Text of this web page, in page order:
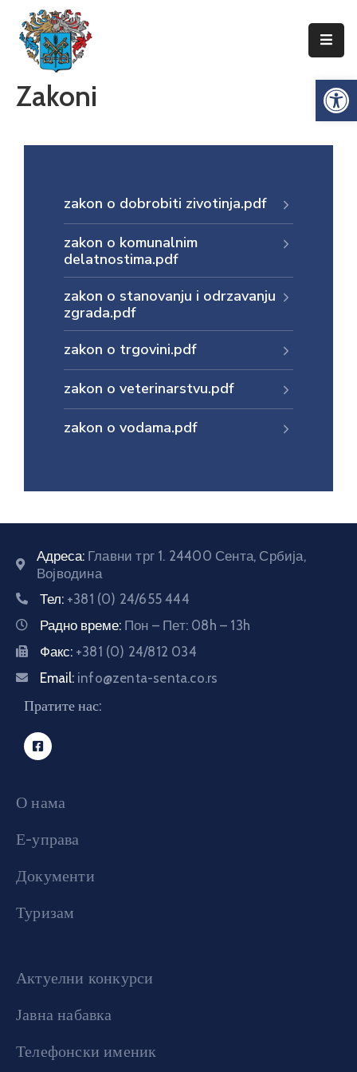
Упознајте
Сенту
Документи
Информатор
Zakoni
zakon o dobrobiti zivotinja.pdf
zakon o komunalnim
delatnostima.pdf
zakon o stanovanju i odrzavanju
zgrada.pdf
zakon o trgovini.pdf
zakon o veterinarstvu.pdf
zakon o vodama.pdf
Адреса: Главни трг 1. 24400 Сента, Србија,
Војводина
Тел: +381 (0) 24/655 444
Радно време: Пон – Пет: 08h – 13h
Факс: +381 (0) 24/812 034
Email: info@zenta-senta.co.rs
Пратите нас:
О нама
Е-управа
Документи
Туризам
Актуелни конкурси
Јавна набавка
Телефонски именик